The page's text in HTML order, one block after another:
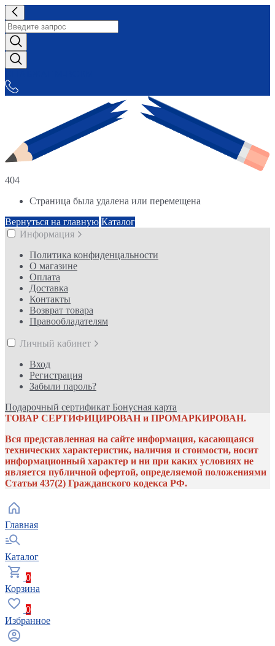
404
Страница была удалена или перемещена
Вернуться на главную Каталог
Информация
Политика конфиденцальности
О магазине
Оплата
Доставка
Контакты
Возврат товара
Правообладателям
Личный кабинет
Вход
Регистрация
Забыли пароль?
Подарочный сертификат Бонусная карта
ТОВАР СЕРТИФИЦИРОВАН и ПРОМАРКИРОВАН.
Вся представленная на сайте информация, касающаяся
технических характеристик, наличия и стоимости, носит
информационный характер и ни при каких условиях не
является публичной офертой, определяемой положениями
Статьи 437(2) Гражданского кодекса РФ.
Главная
Каталог
0
Корзина
0
Избранное